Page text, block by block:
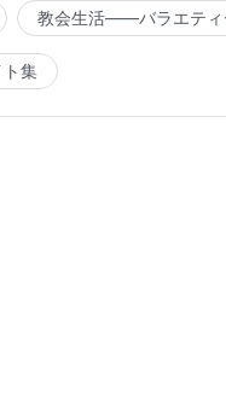
ろなく完全にされる
ないからである。彼ら
ない。そのため、こ
えず、直接触れるこ
人が行う表現を通して
教会生活――バラエティ
集